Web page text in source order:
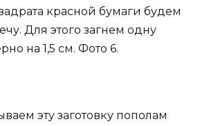
красной бумаги будем
Для этого загнем одну
на 1,5 см. Фото 6.
эту заготовку пополам